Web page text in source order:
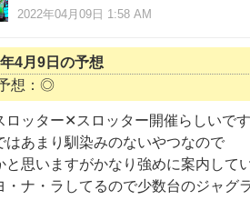
2022年04月09日 1:58 AM
4月9日の予想
想：◎
ロッター✕スロッター開催らしいです
はあまり馴染みのないやつなので
と思いますがかなり強めに案内して
・ナ・ラしてるので少数台のジャグ